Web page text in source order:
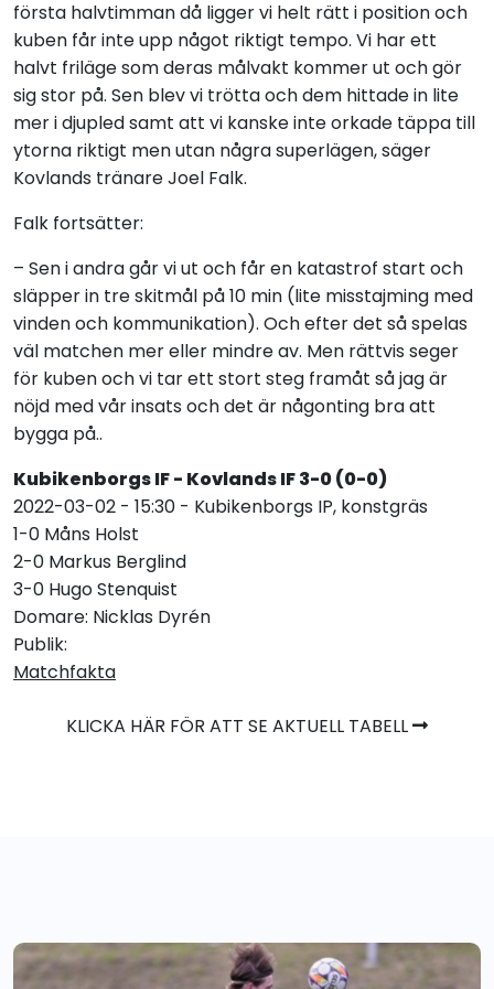
första halvtimman då ligger vi helt rätt i position och
kuben får inte upp något riktigt tempo. Vi har ett
halvt friläge som deras målvakt kommer ut och gör
sig stor på. Sen blev vi trötta och dem hittade in lite
mer i djupled samt att vi kanske inte orkade täppa till
ytorna riktigt men utan några superlägen, säger
Kovlands tränare Joel Falk.
Falk fortsätter:
– Sen i andra går vi ut och får en katastrof start och
släpper in tre skitmål på 10 min (lite misstajming med
vinden och kommunikation). Och efter det så spelas
väl matchen mer eller mindre av. Men rättvis seger
för kuben och vi tar ett stort steg framåt så jag är
nöjd med vår insats och det är någonting bra att
bygga på..
Kubikenborgs IF - Kovlands IF 3-0 (0-0)
2022-03-02 - 15:30 - Kubikenborgs IP, konstgräs
1-0 Måns Holst
2-0 Markus Berglind
3-0 Hugo Stenquist
Domare: Nicklas Dyrén
Publik:
Matchfakta
KLICKA HÄR FÖR ATT SE AKTUELL TABELL